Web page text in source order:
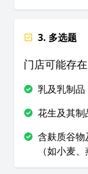
3. 多选题
门店可能存
乳及乳制品
花生及其制
含麸质谷物
（如小麦、